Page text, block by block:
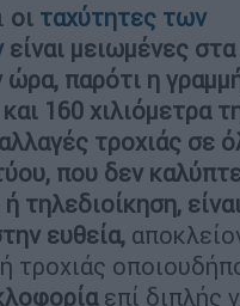
οι ταχύτητες των
είναι μειωμένες
ώρα, παρότι η
160 χιλιόμετρα
τροχιάς σε
που δεν
τηλεδιοίκηση,
ευθεία,
τροχιάς
επί διπλής